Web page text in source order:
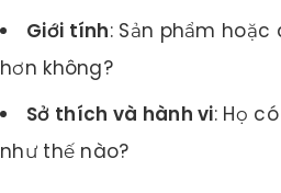
Giới tính: Sản phẩm
hơn không?
Sở thích và hành vi: Họ
như thế nào?